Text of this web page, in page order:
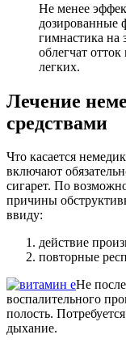
Не менее
дозированные
гимнастика на
облегчат
легких.
Лечение
средствами
Что касается
включают
сигарет. По
причины
ввиду:
действие
повторные
Не
воспалительного
полость.
дыхание.